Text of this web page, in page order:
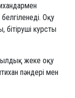
Оқу
курсты
жеке оқу
пәндері мен